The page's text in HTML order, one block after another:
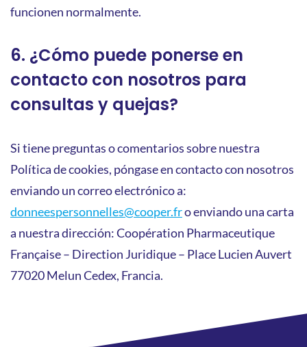
funcionen normalmente.
6. ¿Cómo puede ponerse en
contacto con nosotros para
consultas y quejas?
Si tiene preguntas o comentarios sobre nuestra
Política de cookies, póngase en contacto con nosotros
enviando un correo electrónico a:
donneespersonnelles@cooper.fro enviando una carta
a nuestra dirección: Coopération Pharmaceutique
Française – Direction Juridique – Place Lucien Auvert
77020 Melun Cedex, Francia.